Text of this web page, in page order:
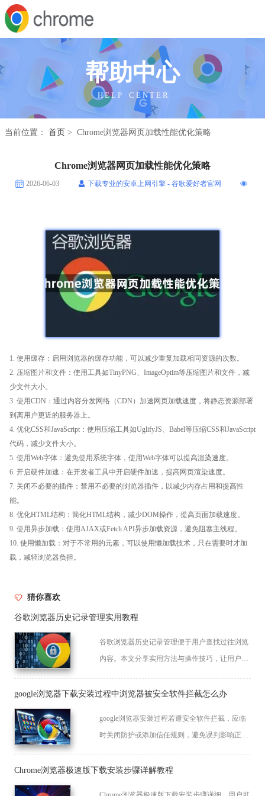
帮助中心
H E L P C E N T E R
当前位置： 首页 > Chrome浏览器网页加载性能优化策略
Chrome浏览器网页加载性能优化策略
2026-06-03 下载专业的安卓上网引擎 - 谷歌爱好者官网
1. 使用缓存：启用浏览器的缓存功能，可以减少重复加载相同资源的次数。
2. 压缩图片和文件：使用工具如TinyPNG、ImageOptim等压缩图片和文件，减
少文件大小。
3. 使用CDN：通过内容分发网络（CDN）加速网页加载速度，将静态资源部署
到离用户更近的服务器上。
4. 优化CSS和JavaScript：使用压缩工具如UglifyJS、Babel等压缩CSS和JavaScript
代码，减少文件大小。
5. 使用Web字体：避免使用系统字体，使用Web字体可以提高渲染速度。
6. 开启硬件加速：在开发者工具中开启硬件加速，提高网页渲染速度。
7. 关闭不必要的插件：禁用不必要的浏览器插件，以减少内存占用和提高性
能。
8. 优化HTML结构：简化HTML结构，减少DOM操作，提高页面加载速度。
9. 使用异步加载：使用AJAX或Fetch API异步加载资源，避免阻塞主线程。
10. 使用懒加载：对于不常用的元素，可以使用懒加载技术，只在需要时才加
载，减轻浏览器负担。
猜你喜欢
谷歌浏览器历史记录管理实用教程
谷歌浏览器历史记录管理便于用户查找过往浏览
内容。本文分享实用方法与操作技巧，让用户快
google浏览器下载安装过程中浏览器被安全软件拦截怎么办
google浏览器安装过程若遭安全软件拦截，应临
时关闭防护或添加信任规则，避免误判影响正常
Chrome浏览器极速版下载安装步骤详解教程